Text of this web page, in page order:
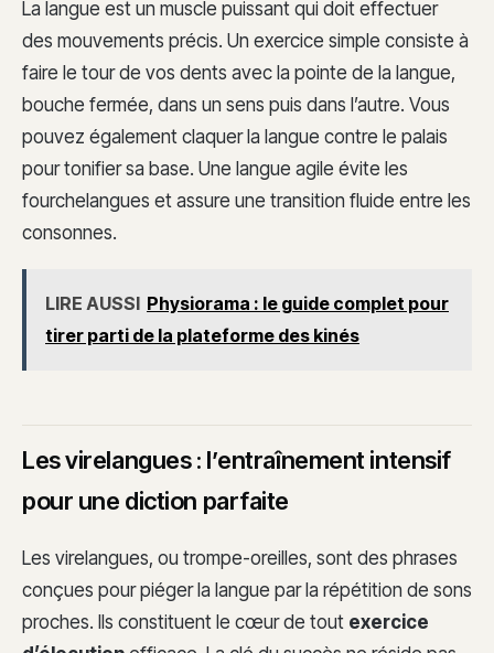
La langue est un muscle puissant qui doit effectuer
des mouvements précis. Un exercice simple consiste à
faire le tour de vos dents avec la pointe de la langue,
bouche fermée, dans un sens puis dans l’autre. Vous
pouvez également claquer la langue contre le palais
pour tonifier sa base. Une langue agile évite les
fourchelangues et assure une transition fluide entre les
consonnes.
LIRE AUSSI Physiorama : le guide complet pour
tirer parti de la plateforme des kinés
Les virelangues : l’entraînement intensif
pour une diction parfaite
Les virelangues, ou trompe-oreilles, sont des phrases
conçues pour piéger la langue par la répétition de sons
proches. Ils constituent le cœur de tout exercice